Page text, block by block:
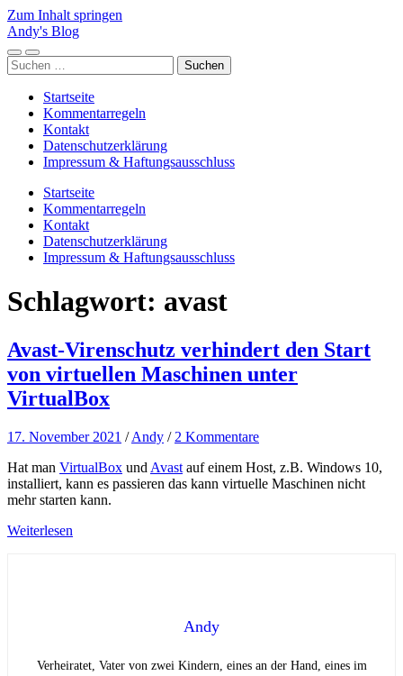
Zum Inhalt springen
Andy's Blog
Mobile-
Menü
Suchfeld
ein-/ausblenden
Suchen
nach:
Startseite
Kommentarregeln
Kontakt
Datenschutzerklärung
Impressum & Haftungsausschluss
Startseite
Kommentarregeln
Kontakt
Datenschutzerklärung
Impressum & Haftungsausschluss
Schlagwort: avast
Avast-Virenschutz verhindert den Start
von virtuellen Maschinen unter
VirtualBox
17. November 2021 /Andy / 2 Kommentare
Hat man VirtualBox und Avast auf einem Host, z.B. Windows 10,
installiert, kann es passieren das kann virtuelle Maschinen nicht
mehr starten kann.
Weiterlesen
Andy
Verheiratet, Vater von zwei Kindern, eines an der Hand, eines im